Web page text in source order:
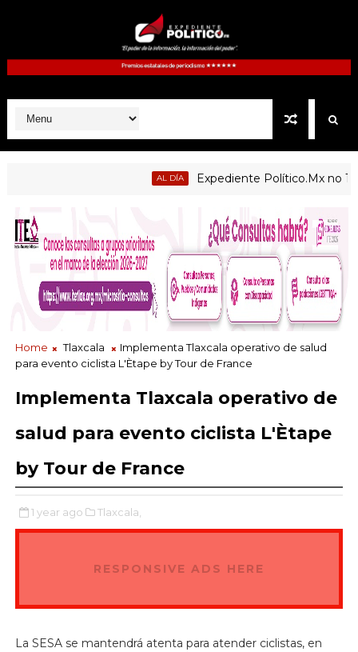
Expediente Político.Mx no 1126
Home Tlaxcala
Implementa Tlaxcala operativo de salud
para evento ciclista L'Ètape by Tour de France
Implementa Tlaxcala operativo de
salud para evento ciclista L'Ètape
by Tour de France
1 year ago Tlaxcala,
RESPONSIVE ADS HERE
La SESA se mantendrá atenta para atender ciclistas, en